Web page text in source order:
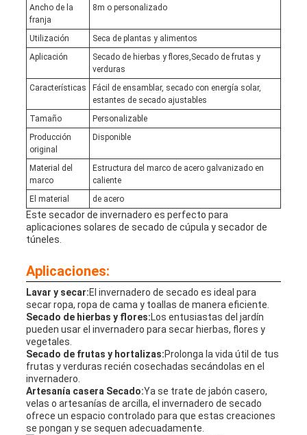
Ancho de la
franja
8m o personalizado
Utilización
Seca de plantas y alimentos
Aplicación
Secado de hierbas y flores,Secado de frutas y
verduras
Características
Fácil de ensamblar, secado con energía solar,
estantes de secado ajustables
Tamaño
Personalizable
Producción
original
Disponible
Material del
marco
Estructura del marco de acero galvanizado en
caliente
El material
de acero
Este secador de invernadero es perfecto para
aplicaciones solares de secado de cúpula y secador de
túneles.
Aplicaciones:
Lavar y secar:El invernadero de secado es ideal para
secar ropa, ropa de cama y toallas de manera eficiente.
Secado de hierbas y flores:Los entusiastas del jardín
pueden usar el invernadero para secar hierbas, flores y
vegetales.
Secado de frutas y hortalizas:Prolonga la vida útil de tus
frutas y verduras recién cosechadas secándolas en el
invernadero.
Artesanía casera Secado:Ya se trate de jabón casero,
velas o artesanías de arcilla, el invernadero de secado
ofrece un espacio controlado para que estas creaciones
se pongan y se sequen adecuadamente.